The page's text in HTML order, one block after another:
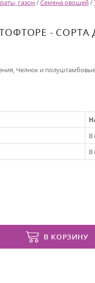
газон/Семена овощей/
- СОРТА
Челнок и
В
В
В КОРЗИНУ